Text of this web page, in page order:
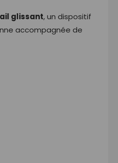
glissant, un dispositif
accompagnée de